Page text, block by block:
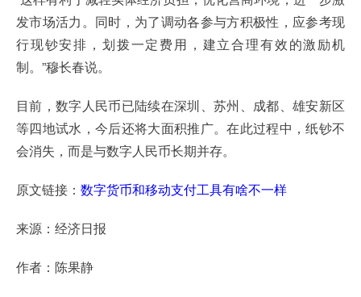
发市场活力。同时，为了调动各参与方积极性，应参考现
行现钞安排，划拨一定费用，建立合理有效的激励机
制。”穆长春说。
目前，数字人民币已陆续在深圳、苏州、成都、雄安新区
等四地试水，今后还将大面积推广。在此过程中，纸钞不
会消失，而是与数字人民币长期并存。
原文链接： 数字货币和移动支付工具有啥不一样
来源：经济日报
作者：陈果静